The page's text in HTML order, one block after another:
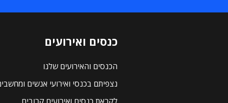
כנסים ואירועים
הכנסים והאירועים שלנו
נצפיתם בכנסי ואירועי אנשים